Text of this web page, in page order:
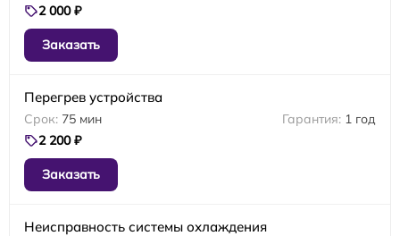
2 000 ₽
Заказать
Перегрев устройства
75 мин
1 год
2 200 ₽
Заказать
Неисправность системы охлаждения